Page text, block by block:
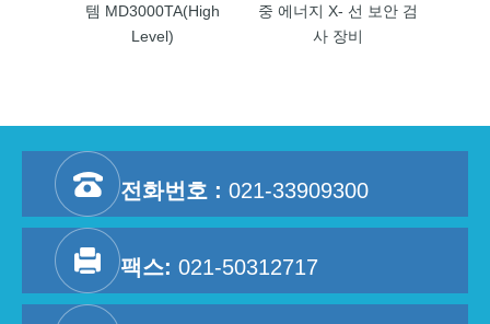
템 MD3000TA(High
Level)
중 에너지 X- 선 보안 검
사 장비
전화번호 : 021-33909300
팩스: 021-50312717